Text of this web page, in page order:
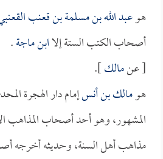
هوعبد الله بن مسلمة بن قعنب
أصحاب الكتب الستة إلاابن ماجة.
[ عنمالك].
هومالك بن أنسإمام دار الهجرة
المشهور، وهو أحد أصحاب المذاهب
مذاهب أهل السنة، وحديثه أخرجه